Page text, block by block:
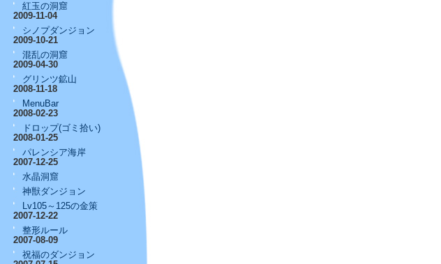
紅玉の洞窟
2009-11-04
シノプダンジョン
2009-10-21
混乱の洞窟
2009-04-30
グリンツ鉱山
2008-11-18
MenuBar
2008-02-23
ドロップ(ゴミ拾い)
2008-01-25
パレンシア海岸
2007-12-25
水晶洞窟
神獣ダンジョン
Lv105～125の金策
2007-12-22
整形ルール
2007-08-09
祝福のダンジョン